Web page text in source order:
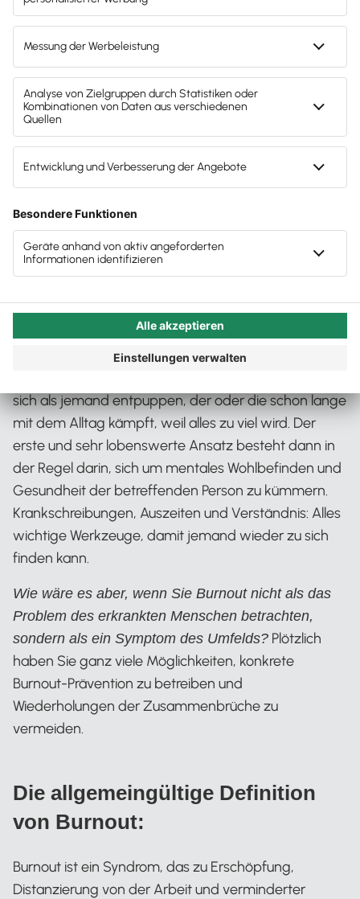
der Arbeit. Besonders tückisch ist, dass Betroffene
irgendwann zu erschöpft sind, um sich in den
Stressphasen um das eigene Wohlbefinden zu
kümmern oder auch nur darüber zu sprechen,
wenn alles zu viel ist. Die Lösung oder eine
mögliche: strategisch dafür sorgen, dass nicht alles
zu viel wird.
Veröffentlicht:26.01.2026
Kategorie:Steuerberater:innen
Stärken ausbauen, Burnouts
vermeiden
Für Steuerberatende ist es eine schwierige Situation,
sich als jemand entpuppen, der oder die schon lange
mit dem Alltag kämpft, weil alles zu viel wird. Der
erste und sehr lobenswerte Ansatz besteht dann in
der Regel darin, sich um mentales Wohlbefinden und
Gesundheit der betreffenden Person zu kümmern.
Krankschreibungen, Auszeiten und Verständnis: Alles
wichtige Werkzeuge, damit jemand wieder zu sich
finden kann.
Wie wäre es aber, wenn Sie Burnout nicht als das
Problem des erkrankten Menschen betrachten,
sondern als ein Symptom des Umfelds? Plötzlich
haben Sie ganz viele Möglichkeiten, konkrete
Burnout-Prävention zu betreiben und
Wiederholungen der Zusammenbrüche zu
vermeiden.
Die allgemeingültige Definition
von Burnout:
Burnout ist ein Syndrom, das zu Erschöpfung,
Distanzierung von der Arbeit und verminderter